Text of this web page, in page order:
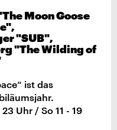
Moon Goose
"SUB",
"The Wilding of
ist das
Uhr / So 11 - 19